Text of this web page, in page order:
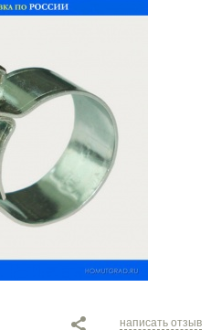
написать отзыв